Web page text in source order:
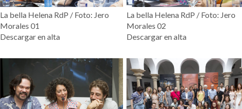
La bella Helena RdP / Foto: Jero
Morales 01
Descargar en alta
La bella Helena RdP / Foto: Jero
Morales 02
Descargar en alta